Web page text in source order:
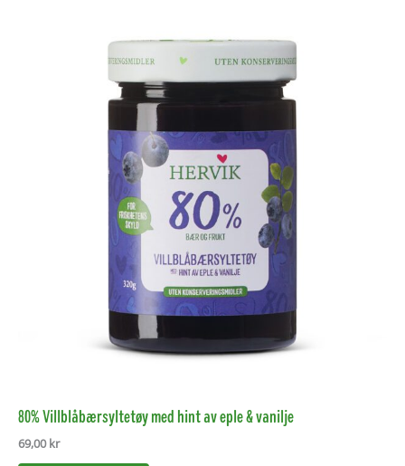
80% Villblåbærsyltetøy med hint av eple & vanilje
69,00kr